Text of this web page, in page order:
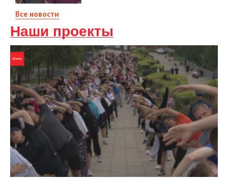
Все новости
Наши проекты